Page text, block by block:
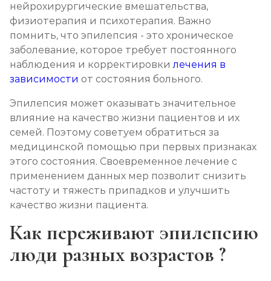
нейрохирургические вмешательства,
физиотерапия и психотерапия. Важно
помнить, что эпилепсия - это хроническое
заболевание, которое требует постоянного
наблюдения и корректировкилечения в
зависимости от состояния больного.
Эпилепсия может оказывать значительное
влияние на качество жизни пациентов и их
семей. Поэтому советуем обратиться за
медицинской помощью при первых признаках
этого состояния. Своевременное лечение с
применением данных мер позволит снизить
частоту и тяжесть припадков и улучшить
качество жизни пациента.
Как переживают эпилепсию
люди разных возрастов ?